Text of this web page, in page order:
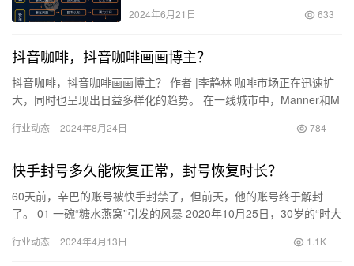
2024年6月21日 633
抖音咖啡，抖音咖啡画画博主？
抖音咖啡，抖音咖啡画画博主？ 作者 |李静林 咖啡市场正在迅速扩
大，同时也呈现出日益多样化的趋势。 在一线城市中，Manner和M
行业动态 2024年8月24日 784
快手封号多久能恢复正常，封号恢复时长？
60天前，辛巴的账号被快手封禁了，但前天，他的账号终于解封
了。 01 一碗“糖水燕窝”引发的风暴 2020年10月25日，30岁的“时大
行业动态 2024年4月13日 1.1K